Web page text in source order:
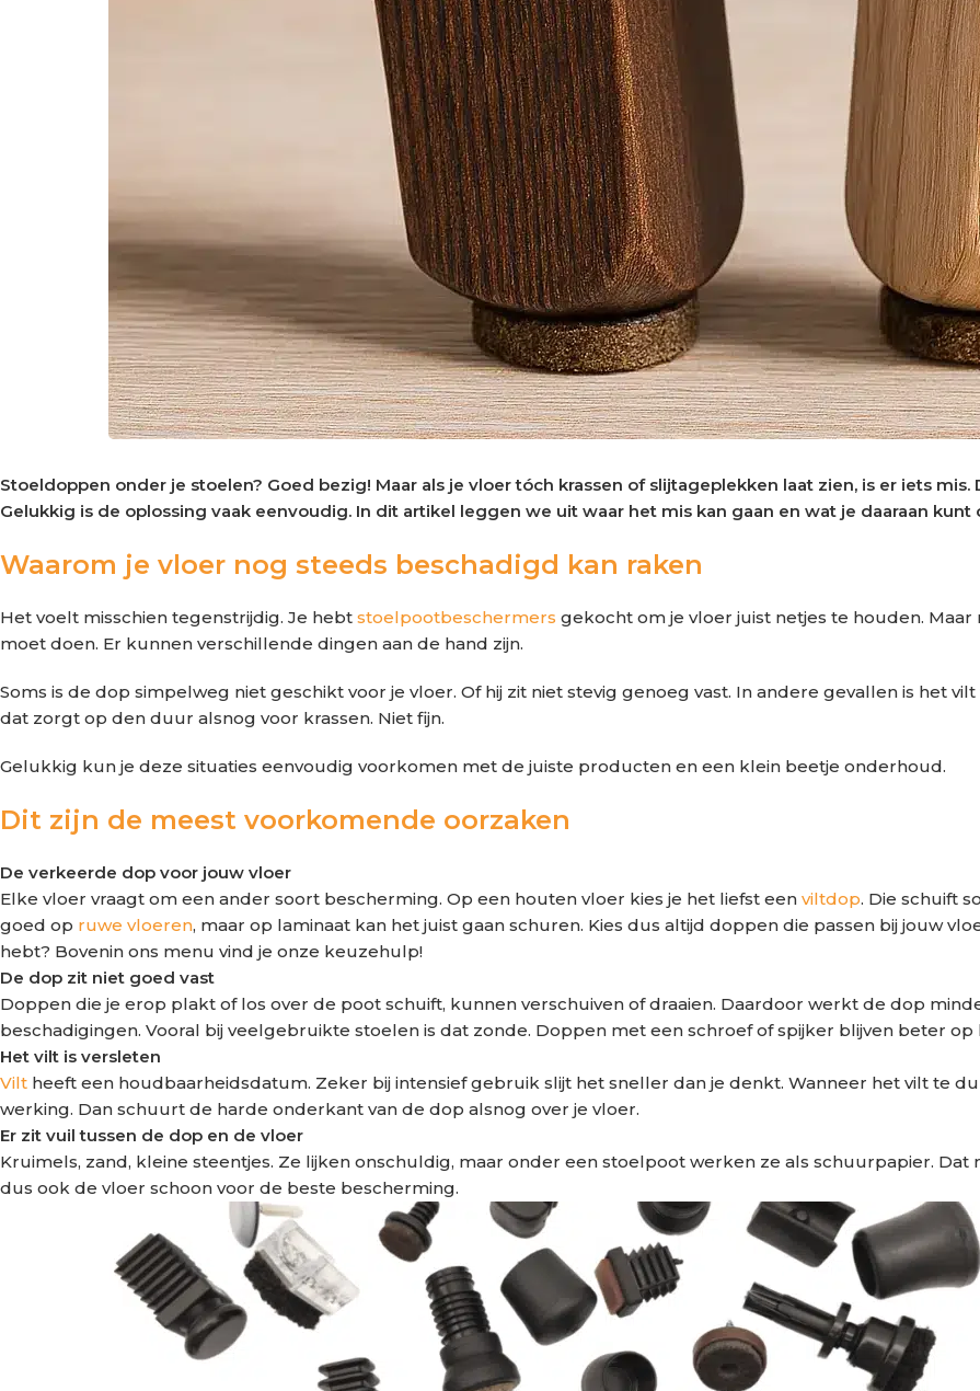
Stoeldoppen onder je stoelen? Goed bezig! Maar als je vloer tóch krassen of slijtageplekken laat zien, is er iets
Gelukkig is de oplossing vaak eenvoudig. In dit artikel leggen we uit waar het mis kan gaan en wat je daaraan kunt
Waarom je vloer nog steeds beschadigd kan raken
Het voelt misschien tegenstrijdig. Je hebt stoelpootbeschermers gekocht om je vloer juist netjes te houden.
moet doen. Er kunnen verschillende dingen aan de hand zijn.
Soms is de dop simpelweg niet geschikt voor je vloer. Of hij zit niet stevig genoeg vast. In andere gevallen is het
dat zorgt op den duur alsnog voor krassen. Niet fijn.
Gelukkig kun je deze situaties eenvoudig voorkomen met de juiste producten en een klein beetje onderhoud.
Dit zijn de meest voorkomende oorzaken
De verkeerde dop voor jouw vloer
Elke vloer vraagt om een ander soort bescherming. Op een houten vloer kies je het liefst een viltdop. Die schuift
goed op ruwe vloeren, maar op laminaat kan het juist gaan schuren. Kies dus altijd doppen die passen bij jouw
hebt? Bovenin ons menu vind je onze keuzehulp!
De dop zit niet goed vast
Doppen die je erop plakt of los over de poot schuift, kunnen verschuiven of draaien. Daardoor werkt de dop
beschadigingen. Vooral bij veelgebruikte stoelen is dat zonde. Doppen met een schroef of spijker blijven beter op
Het vilt is versleten
Vilt heeft een houdbaarheidsdatum. Zeker bij intensief gebruik slijt het sneller dan je denkt. Wanneer het vilt te
werking. Dan schuurt de harde onderkant van de dop alsnog over je vloer.
Er zit vuil tussen de dop en de vloer
Kruimels, zand, kleine steentjes. Ze lijken onschuldig, maar onder een stoelpoot werken ze als schuurpapier.
dus ook de vloer schoon voor de beste bescherming.